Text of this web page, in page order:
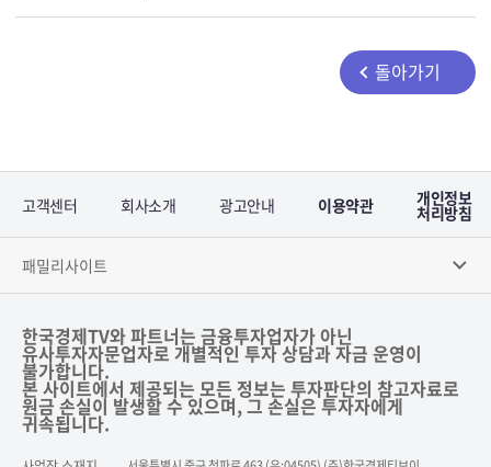
돌아가기
고객센터 회사소개 광고안내 이용약관 개인정보
처리방침
패밀리사이트
한국경제TV와 파트너는 금융투자업자가 아닌
유사투자자문업자로 개별적인 투자 상담과 자금 운영이
불가합니다.
본 사이트에서 제공되는 모든 정보는 투자판단의 참고자료로
원금 손실이 발생할 수 있으며, 그 손실은 투자자에게
귀속됩니다.